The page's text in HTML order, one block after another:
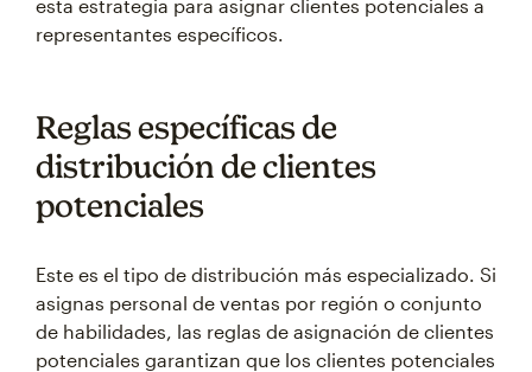
esta estrategia para asignar clientes potenciales a
representantes específicos.
Reglas específicas de
distribución de clientes
potenciales
Este es el tipo de distribución más especializado. Si
asignas personal de ventas por región o conjunto
de habilidades, las reglas de asignación de clientes
potenciales garantizan que los clientes potenciales